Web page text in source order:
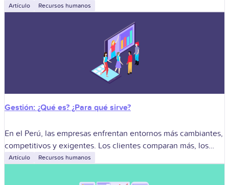
por el sueldo, sino por el conjunto que le permite
Artículo Recursos humanos
Gestión: ¿Qué es? ¿Para qué sirve?
En el Perú, las empresas enfrentan entornos más cambiantes,
competitivos y exigentes. Los clientes comparan más, los
equipos piden mayor claridad, y las decisiones deben
Artículo Recursos humanos